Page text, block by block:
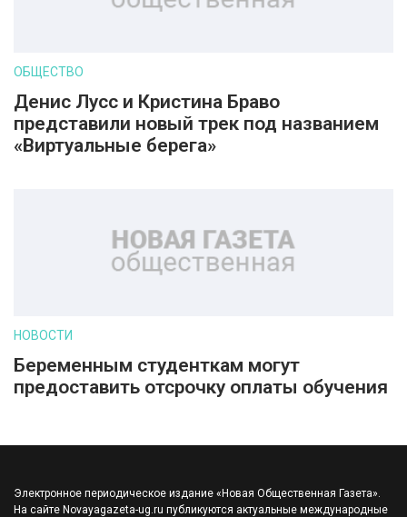
ОБЩЕСТВО
Денис Лусс и Кристина Браво
представили новый трек под названием
«Виртуальные берега»
НОВОСТИ
Беременным студенткам могут
предоставить отсрочку оплаты обучения
Электронное периодическое издание «Новая Общественная Газета».
На сайте Novayagazeta-ug.ru публикуются актуальные международные